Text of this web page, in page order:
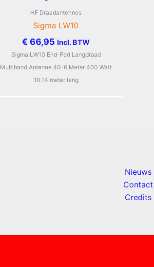
HF Draadantennes
Sigma LW10
€66,95 Incl. BTW
Sigma LW10 End-Fed Langdraad
Multiband Antenne 40-6 Meter 400 Watt
10.14 meter lang
Nieuws
Contact
Credits